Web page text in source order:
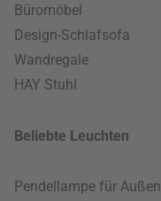
Büromöbel
Design-Schlafsofa
Wandregale
HAY Stuhl
Beliebte Leuchten
Pendellampe für Außen